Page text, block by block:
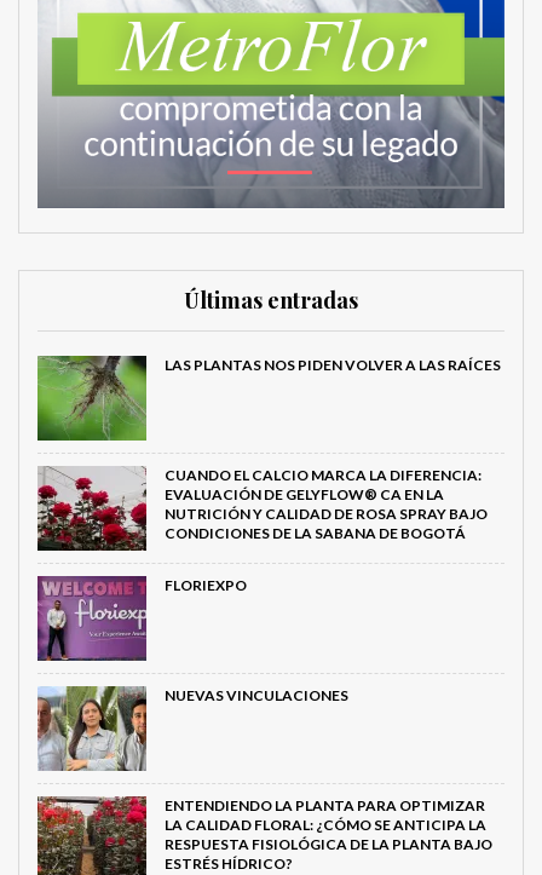
Últimas entradas
LAS PLANTAS NOS PIDEN VOLVER A LAS RAÍCES
CUANDO EL CALCIO MARCA LA DIFERENCIA:
EVALUACIÓN DE GELYFLOW® CA EN LA
NUTRICIÓN Y CALIDAD DE ROSA SPRAY BAJO
CONDICIONES DE LA SABANA DE BOGOTÁ
FLORIEXPO
NUEVAS VINCULACIONES
ENTENDIENDO LA PLANTA PARA OPTIMIZAR
LA CALIDAD FLORAL: ¿CÓMO SE ANTICIPA LA
RESPUESTA FISIOLÓGICA DE LA PLANTA BAJO
ESTRÉS HÍDRICO?